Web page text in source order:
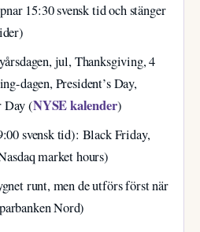
15:30 svensk tid och stänger
jul, Thanksgiving, 4
dagen, President’s Day,
Day (NYSE kalender)
svensk tid): Black Friday,
market hours)
runt, men de utförs först när
Nord)